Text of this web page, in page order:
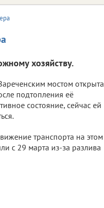
хозяйству.
мостом открыта
подтопления её
состояние, сейчас ей
транспорта на этом
с 29 марта из-за разлива